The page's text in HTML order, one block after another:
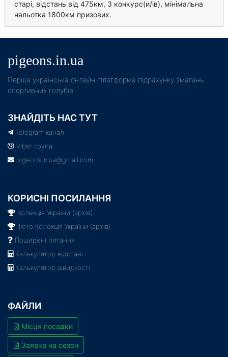
старі, відстань від 475км, 3 конкурс(и/ів), мінімальна
нальотка 1800км призових.
pigeons.in.ua
Пeрша українська онлайн-платформа підрахунку змагань
спортивних голубів
ЗНАЙДІТЬ НАС ТУТ
Telegram канал
Viber група
pigeons.in.ua@gmail.com
КОРИСНІ ПОСИЛАННЯ
Колекція України (архів)
Фото Колекція України (архів)
Поширені питання
Калькулятор відстані
Калькулятор швидкості
ФАЙЛИ
Місця посадки
Заявка на сезон